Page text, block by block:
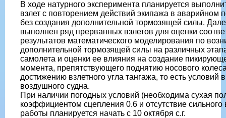
В ходе натурного эксперимента планируется
взлет с повторением действий экипажа в аварийном
без создания дополнительной тормозящей силы.
выполнен ряд прерванных взлетов для оценки
результатов математического моделирования по
дополнительной тормозящей силы на различных
самолета и оценки ее влияния на создание
момента, препятствующего поднятию носового
достижению взлетного угла тангажа, то есть условий
воздушного судна.
При наличии погодных условий (необходима сухая
коэффициентом сцепления 0.6 и отсутствие сильного
работы планируется начать с 10 октября с.г.